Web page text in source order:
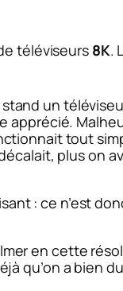
téléviseurs 8K.
un
apprécié.
tout
plus on
: ce n’est
en cette
qu’on a bien